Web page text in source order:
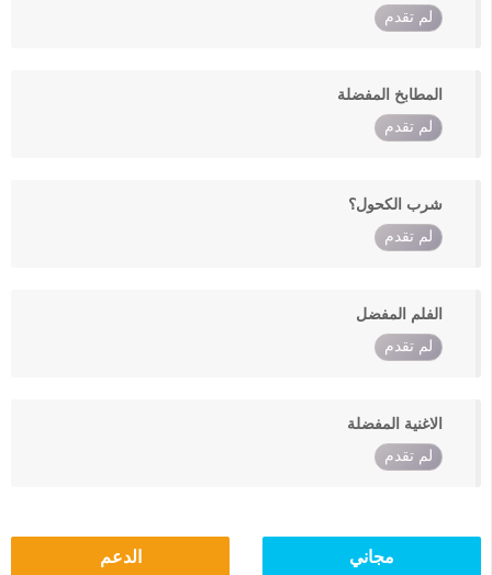
لم تقدم
المطابخ المفضلة
لم تقدم
شرب الكحول؟
لم تقدم
الفلم المفضل
لم تقدم
الاغنية المفضلة
لم تقدم
مجاني الدعم